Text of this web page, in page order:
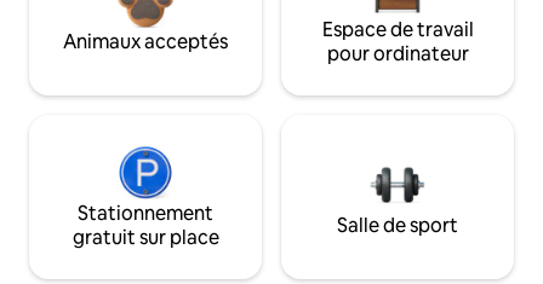
Animaux acceptés
Espace de travail
pour ordinateur
Stationnement
gratuit sur place
Salle de sport